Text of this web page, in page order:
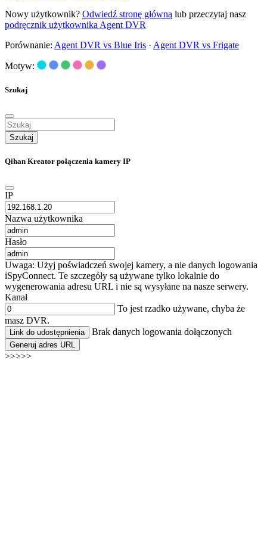
Nowy użytkownik? Odwiedź stronę główną lub przeczytaj nasz
podręcznik użytkownika Agent DVR
Porównanie: Agent DVR vs Blue Iris · Agent DVR vs Frigate
Motyw:
Szukaj
Szukaj
Qihan Kreator połączenia kamery IP
IP
Nazwa użytkownika
Hasło
Uwaga: Użyj poświadczeń swojej kamery, a nie danych logowania
iSpyConnect. Te szczegóły są używane tylko lokalnie do
wygenerowania adresu URL i nie są wysyłane na nasze serwery.
Kanał
To jest rzadko używane, chyba że
masz DVR.
Link do udostępnienia Brak danych logowania dołączonych
Generuj adres URL
>>>>>